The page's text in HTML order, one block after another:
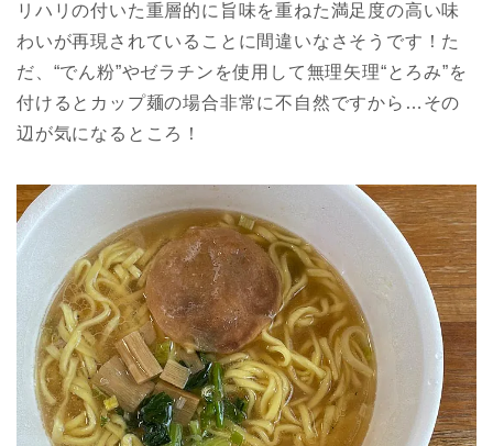
リハリの付いた重層的に旨味を重ねた満足度の高い味
わいが再現されていることに間違いなさそうです！た
だ、“でん粉”やゼラチンを使用して無理矢理“とろみ”を
付けるとカップ麺の場合非常に不自然ですから…その
辺が気になるところ！